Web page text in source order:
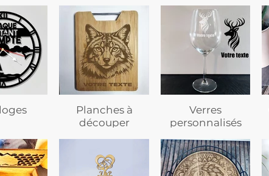
Planches à
découper
Verres
personnalisés